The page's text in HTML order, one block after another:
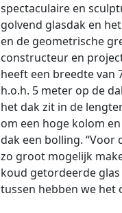
spectaculaire en
golvend glasdak en
en de geometrische
constructeur en
heeft een breedte van
h.o.h. 5 meter op de
het dak zit in de
om een hoge kolom
dak een bolling.
zo groot mogelijk
koud getordeerde
tussen hebben we het